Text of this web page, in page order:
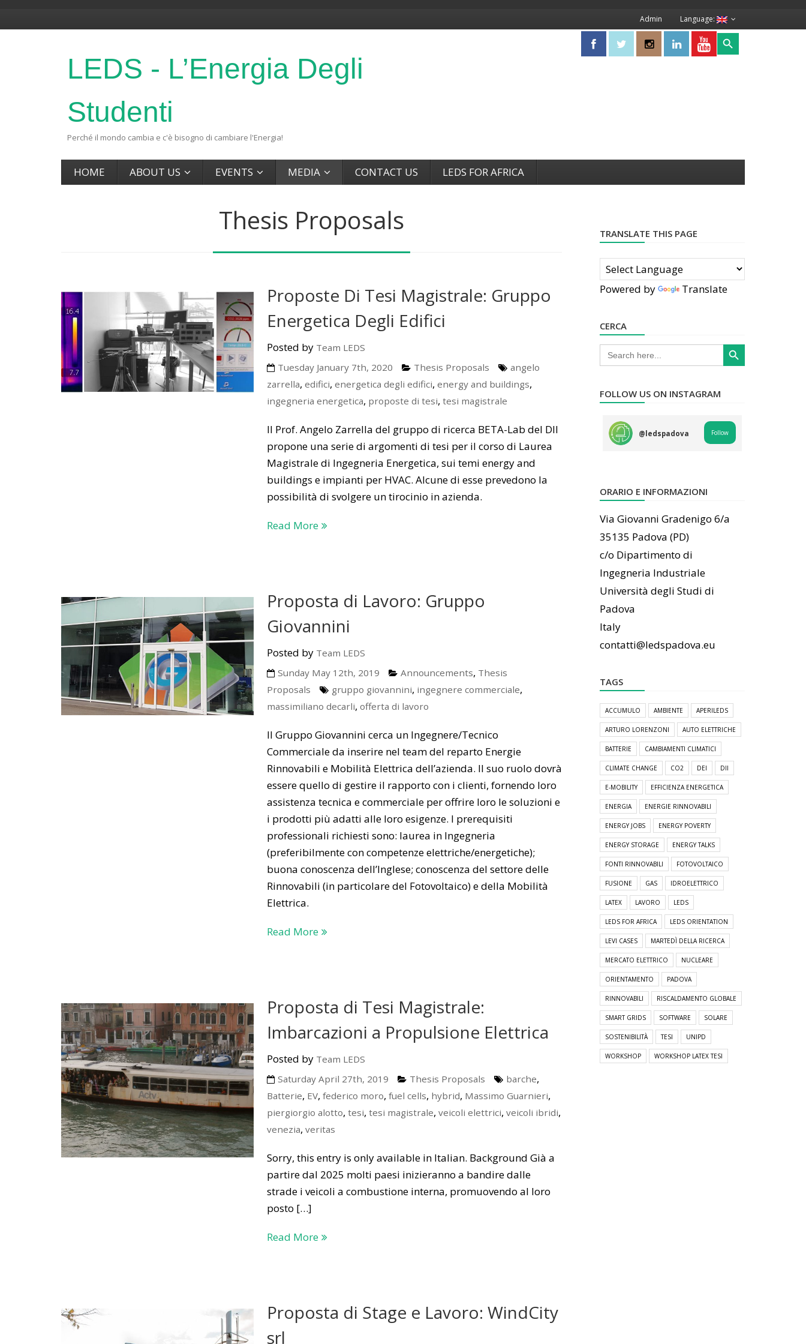
Admin Language:
LEDS - L’Energia Degli
Studenti
Perché il mondo cambia e c'è bisogno di cambiare l'Energia!
Search
for:
Search Button
HOME ABOUT US EVENTS MEDIA CONTACT US LEDS FOR AFRICA
Thesis Proposals
Proposte Di Tesi Magistrale: Gruppo
Energetica Degli Edifici
Posted by Team LEDS
Tuesday January 7th, 2020
Thesis Proposals
angelo
zarrella, edifici, energetica degli edifici, energy and buildings,
ingegneria energetica, proposte di tesi, tesi magistrale
Il Prof. Angelo Zarrella del gruppo di ricerca BETA-Lab del DII
propone una serie di argomenti di tesi per il corso di Laurea
Magistrale di Ingegneria Energetica, sui temi energy and
buildings e impianti per HVAC. Alcune di esse prevedono la
possibilità di svolgere un tirocinio in azienda.
Read More
Proposta di Lavoro: Gruppo
Giovannini
Posted by Team LEDS
Sunday May 12th, 2019
Announcements, Thesis
Proposals
gruppo giovannini, ingegnere commerciale,
massimiliano decarli, offerta di lavoro
Il Gruppo Giovannini cerca un Ingegnere/Tecnico
Commerciale da inserire nel team del reparto Energie
Rinnovabili e Mobilità Elettrica dell’azienda. Il suo ruolo dovrà
essere quello di gestire il rapporto con i clienti, fornendo loro
assistenza tecnica e commerciale per offrire loro le soluzioni e
i prodotti più adatti alle loro esigenze. I prerequisiti
professionali richiesti sono: laurea in Ingegneria
(preferibilmente con competenze elettriche/energetiche);
buona conoscenza dell’Inglese; conoscenza del settore delle
Rinnovabili (in particolare del Fotovoltaico) e della Mobilità
Elettrica.
Read More
Proposta di Tesi Magistrale:
Imbarcazioni a Propulsione Elettrica
Posted by Team LEDS
Saturday April 27th, 2019
Thesis Proposals barche,
Batterie, EV, federico moro, fuel cells, hybrid, Massimo Guarnieri,
piergiorgio alotto, tesi, tesi magistrale, veicoli elettrici, veicoli ibridi,
venezia, veritas
Sorry, this entry is only available in Italian. Background Già a
partire dal 2025 molti paesi inizieranno a bandire dalle
strade i veicoli a combustione interna, promuovendo al loro
posto […]
Read More
Proposta di Stage e Lavoro: WindCity
srl
TRANSLATE THIS PAGE
Powered by Translate
CERCA
Search
for:
Search Button
FOLLOW US ON INSTAGRAM
@ledspadova Follow
ORARIO E INFORMAZIONI
Via Giovanni Gradenigo 6/a
35135 Padova (PD)
c/o Dipartimento di
Ingegneria Industriale
Università degli Studi di
Padova
Italy
contatti@ledspadova.eu
TAGS
ACCUMULO AMBIENTE APERILEDS
ARTURO LORENZONI AUTO ELETTRICHE
BATTERIE CAMBIAMENTI CLIMATICI
CLIMATE CHANGE CO2 DEI DII
E-MOBILITY EFFICIENZA ENERGETICA
ENERGIA ENERGIE RINNOVABILI
ENERGY JOBS ENERGY POVERTY
ENERGY STORAGE ENERGY TALKS
FONTI RINNOVABILI FOTOVOLTAICO
FUSIONE GAS IDROELETTRICO
LATEX LAVORO LEDS
LEDS FOR AFRICA LEDS ORIENTATION
LEVI CASES MARTEDÌ DELLA RICERCA
MERCATO ELETTRICO NUCLEARE
ORIENTAMENTO PADOVA
RINNOVABILI RISCALDAMENTO GLOBALE
SMART GRIDS SOFTWARE SOLARE
SOSTENIBILITÀ TESI UNIPD
WORKSHOP WORKSHOP LATEX TESI